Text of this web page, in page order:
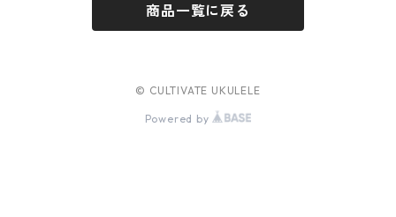
商品一覧に戻る
© CULTIVATE UKULELE
Powered by